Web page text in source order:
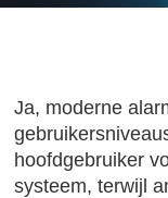
Ja, moderne
hoofdgebruiker
systeem, terwijl